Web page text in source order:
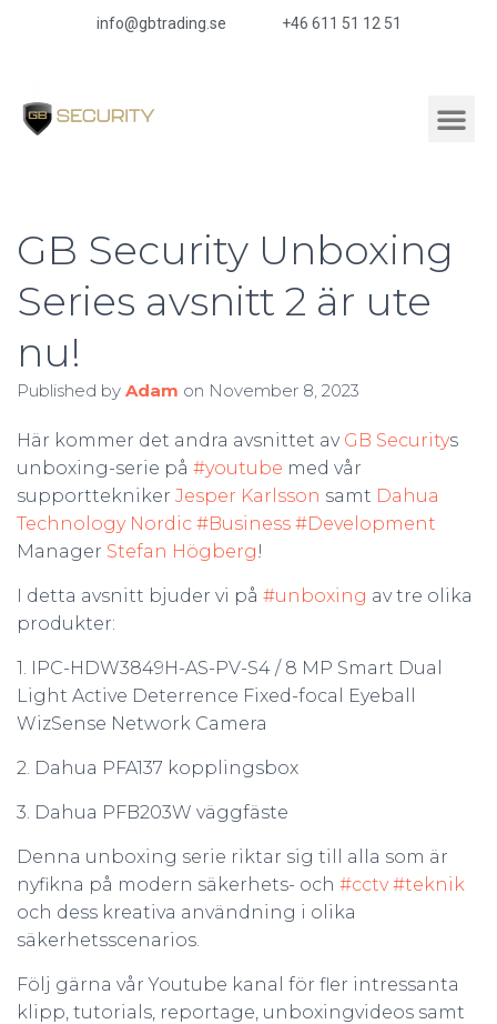
info@gbtrading.se +46 611 51 12 51
GB Security Unboxing
Series avsnitt 2 är ute
nu!
Published by Adam on November 8, 2023
Här kommer det andra avsnittet av GB Securitys
unboxing-serie på #youtube med vår
supporttekniker Jesper Karlsson samt Dahua
Technology Nordic #Business #Development
Manager Stefan Högberg!
I detta avsnitt bjuder vi på #unboxing av tre olika
produkter:
1. IPC-HDW3849H-AS-PV-S4 / 8 MP Smart Dual
Light Active Deterrence Fixed-focal Eyeball
WizSense Network Camera
2. Dahua PFA137 kopplingsbox
3. Dahua PFB203W väggfäste
Denna unboxing serie riktar sig till alla som är
nyfikna på modern säkerhets- och #cctv #teknik
och dess kreativa användning i olika
säkerhetsscenarios.
Följ gärna vår Youtube kanal för fler intressanta
klipp, tutorials, reportage, unboxingvideos samt